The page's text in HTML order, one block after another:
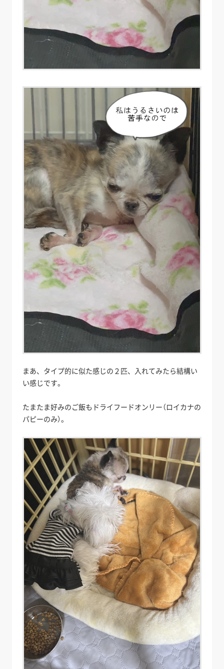
まあ、タイプ的に似た感じの２匹、入れてみたら結構い
い感じです。
たまたま好みのご飯もドライフードオンリー（ロイカナの
パピーのみ）。